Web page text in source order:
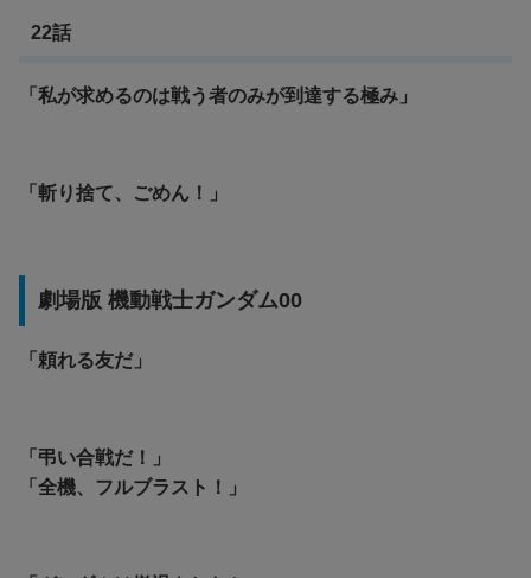
22話
「私が求めるのは戦う者のみが到達する極み」
「斬り捨て、ごめん！」
劇場版 機動戦士ガンダム00
「頼れる友だ」
「弔い合戦だ！」
「全機、フルブラスト！」